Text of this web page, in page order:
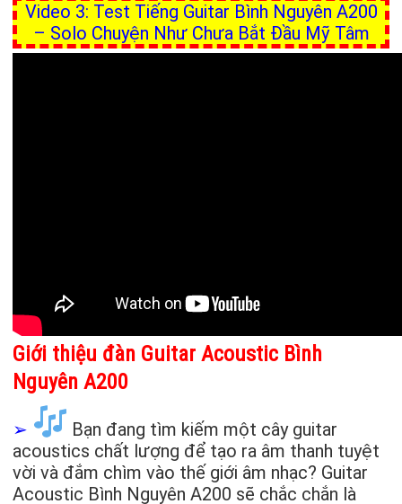
Video 3: Test Tiếng Guitar Bình Nguyên A200
– Solo Chuyện Như Chưa Bắt Đầu Mỹ Tâm
Giới thiệu đàn Guitar Acoustic Bình
Nguyên A200
➢
Bạn đang tìm kiếm một cây guitar
acoustics chất lượng để tạo ra âm thanh tuyệt
vời và đắm chìm vào thế giới âm nhạc? Guitar
Acoustic Bình Nguyên A200 sẽ chắc chắn là